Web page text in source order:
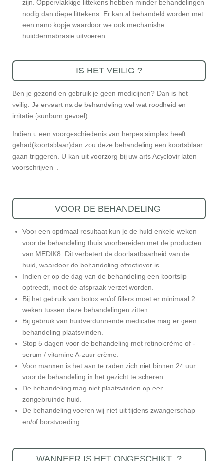
zijn. Oppervlakkige littekens hebben minder behandelingen
nodig dan diepe littekens. Er kan al behandeld worden met
een nano kopje waardoor we ook mechanishe
huiddermabrasie uitvoeren.
IS HET VEILIG ?
Ben je gezond en gebruik je geen medicijnen? Dan is het
veilig. Je ervaart na de behandeling wel wat roodheid en
irritatie (sunburn gevoel).
Indien u een voorgeschiedenis van herpes simplex heeft
gehad(koortsblaar)dan zou deze behandeling een koortsblaar
gaan triggeren. U kan uit voorzorg bij uw arts Acyclovir laten
voorschrijven .
VOOR DE BEHANDELING
Voor een optimaal resultaat kun je de huid enkele weken
voor de behandeling thuis voorbereiden met de producten
van MEDIK8. Dit verbetert de doorlaatbaarheid van de
huid, waardoor de behandeling effectiever is.
Indien er op de dag van de behandeling een koortslip
optreedt, moet de afspraak verzet worden.
Bij het gebruik van botox en/of fillers moet er minimaal 2
weken tussen deze behandelingen zitten.
Bij gebruik van huidverdunnende medicatie mag er geen
behandeling plaatsvinden.
Stop 5 dagen voor de behandeling met retinolcrème of -
serum / vitamine A-zuur crème.
Voor mannen is het aan te raden zich niet binnen 24 uur
voor de behandeling in het gezicht te scheren.
De behandeling mag niet plaatsvinden op een
zongebruinde huid.
De behandeling voeren wij niet uit tijdens zwangerschap
en/of borstvoeding
WANNEER IS HET ONGESCHIKT ?